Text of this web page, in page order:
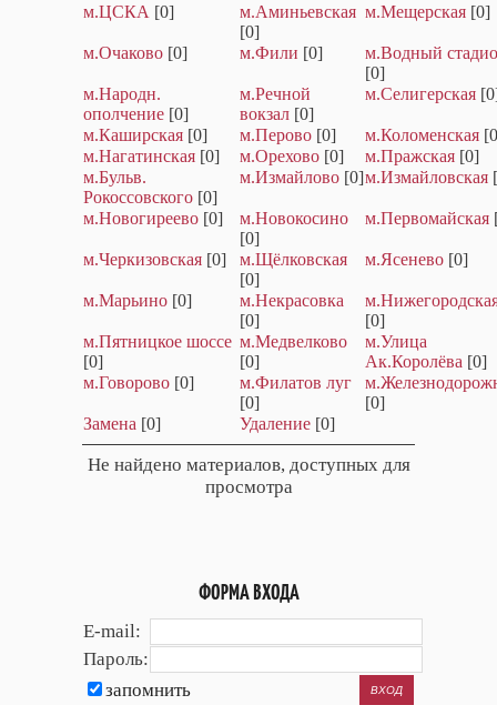
м.ЦСКА [0]
м.Аминьевская
[0]
м.Мещерская [0]
м.Очаково [0] м.Фили [0]
м.Водный
[0]
м.Народн.
ополчение [0]
м.Речной
вокзал [0]
м.Селигерская
м.Каширская [0] м.Перово [0] м.Коломенская
м.Нагатинская [0] м.Орехово [0] м.Пражская [0]
м.Бульв.
Рокоссовского [0]
м.Измайлово [0]м.Измайловская
м.Новогиреево [0]
м.Новокосино
[0]
м.Первомайская
м.Черкизовская [0]
м.Щёлковская
[0]
м.Ясенево [0]
м.Марьино [0]
м.Некрасовка
[0]
[0]
м.Пятницкое шоссе
[0]
м.Медвелково
[0]
м.Улица
Ак.Королёва [0]
м.Говорово [0]
м.Филатов луг
[0]
[0]
Замена [0] Удаление [0]
Не найдено материалов, доступных для
просмотра
ФОРМА ВХОДА
E-mail:
Пароль:
запомнить